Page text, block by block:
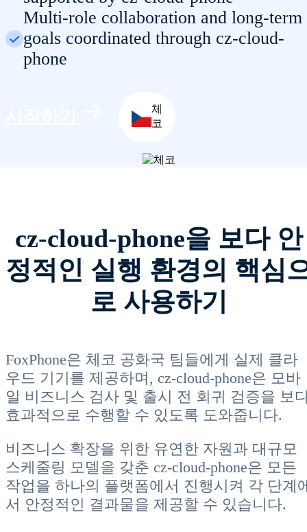
Multi-role collaboration and long-term
goals coordinated through cz-cloud-
phone
체
코
cz-cloud-phone을 보다 안
정적인 실행 환경의 핵심
로 사용하기
FoxPhone은 체코 공화국 팀들에게 실제 클라
우드 기기를 제공하며, cz-cloud-phone은 모바
일 비즈니스 검사 및 출시 전 회귀 검증을 보
효과적으로 수행할 수 있도록 도와줍니다.
비즈니스 확장을 위한 유연한 자원과 대규모
스케줄링 모델을 갖춘 cz-cloud-phone은 모든
작업을 하나의 플랫폼에서 진행시켜 각 단계
서 안정적인 결과물을 제공할 수 있습니다.